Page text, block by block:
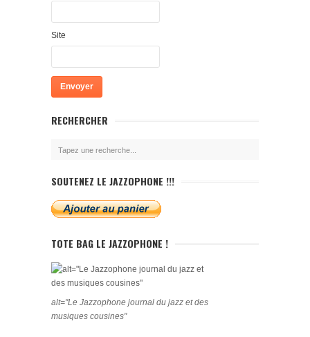
Site
RECHERCHER
SOUTENEZ LE JAZZOPHONE !!!
TOTE BAG LE JAZZOPHONE !
alt="Le Jazzophone journal du jazz et des
musiques cousines"